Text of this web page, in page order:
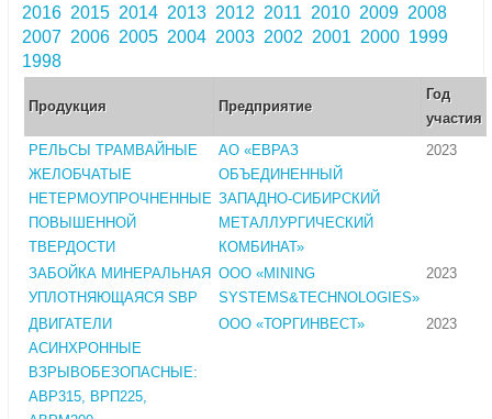
2016 2015 2014 2013 2012 2011 2010 2009 2008
2007 2006 2005 2004 2003 2002 2001 2000 1999
1998
Продукция Предприятие
Год
участия
РЕЛЬСЫ ТРАМВАЙНЫЕ
ЖЕЛОБЧАТЫЕ
НЕТЕРМОУПРОЧНЕННЫЕ
ПОВЫШЕННОЙ
ТВЕРДОСТИ
АО «ЕВРАЗ
ОБЪЕДИНЕННЫЙ
ЗАПАДНО-СИБИРСКИЙ
МЕТАЛЛУРГИЧЕСКИЙ
КОМБИНАТ»
2023
ЗАБОЙКА МИНЕРАЛЬНАЯ
УПЛОТНЯЮЩАЯСЯ SBP
ООО «MINING
SYSTEMS&TECHNOLOGIES»
2023
ДВИГАТЕЛИ
АСИНХРОННЫЕ
ВЗРЫВОБЕЗОПАСНЫЕ:
АВР315, ВРП225,
ООО «ТОРГИНВЕСТ» 2023